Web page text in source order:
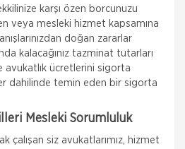
karşı özen borcunuzu
veya mesleki hizmet kapsamına
doğan zararlar
kalacağınız tazminat tutarları
avukatlık ücretlerini sigorta
dahilinde temin eden bir sigorta
Mesleki Sorumluluk
çalışan siz avukatlarımız, hizmet